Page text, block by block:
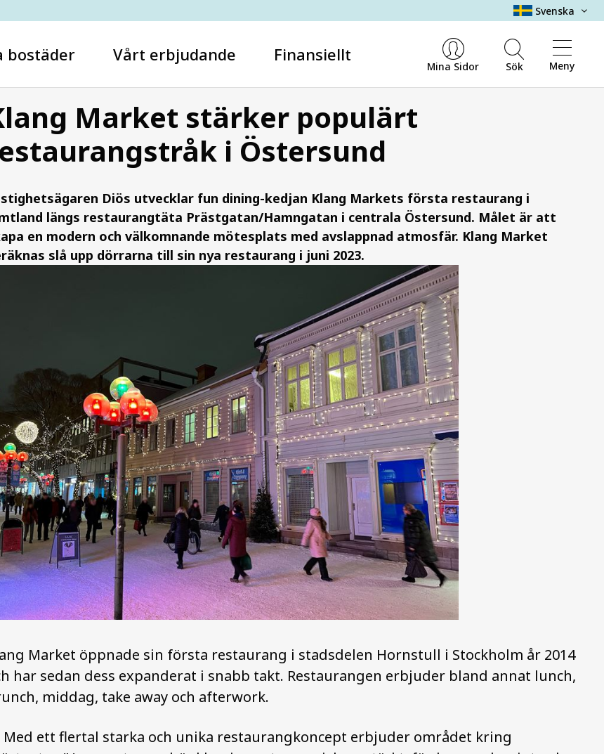
Svenska
Mina Sidor Sök Meny
bostäder Vårt erbjudande Finansiellt
Vad letar du efter?
Market stärker populärt
i Östersund
Diös utvecklar fun dining-kedjan Klang Markets första restaurang i
längs restaurangtäta Prästgatan/Hamngatan i centrala Östersund. Målet är att
en modern och välkomnande mötesplats med avslappnad atmosfär. Klang Market
slå upp dörrarna till sin nya restaurang i juni 2023.
Market öppnade sin första restaurang i stadsdelen Hornstull i Stockholm år 2014
har sedan dess expanderat i snabb takt. Restaurangen erbjuder bland annat lunch,
middag, take away och afterwork.
Med ett flertal starka och unika restaurangkoncept erbjuder området kring